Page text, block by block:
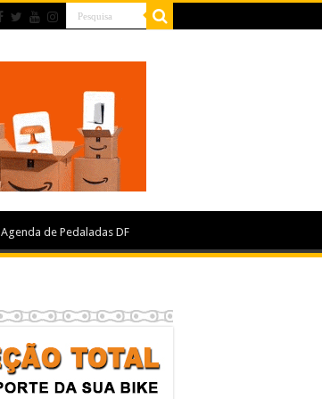
Agenda de Pedaladas DF